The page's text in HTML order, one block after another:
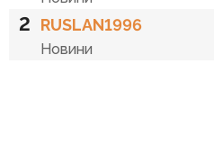
2 RUSLAN1996
Новини